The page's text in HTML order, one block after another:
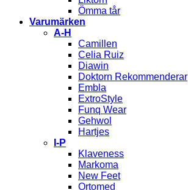
Ömma tår
Varumärken
A-H
Camillen
Celia Ruiz
Diawin
Doktorn Rekommenderar
Embla
ExtroStyle
Funq Wear
Gehwol
Hartjes
I-P
Klaveness
Markoma
New Feet
Ortomed